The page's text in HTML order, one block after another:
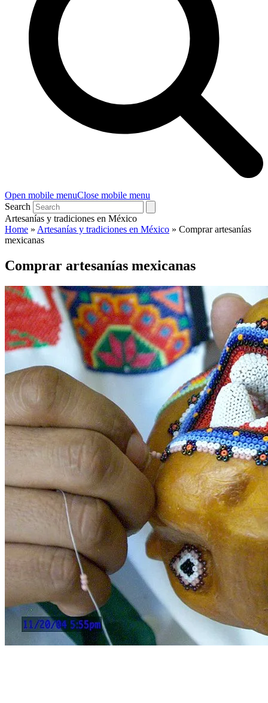
Open mobile menuClose mobile menu
Search
Artesanías y tradiciones en México
Home » Artesanías y tradiciones en México » Comprar artesanías
mexicanas
Comprar artesanías mexicanas